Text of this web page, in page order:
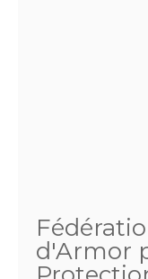
d'Armor